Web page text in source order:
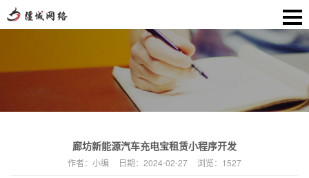
廊坊新能源汽车充电宝租赁小程序开发
作者： 小编 日期： 2024-02-27 浏览： 1527